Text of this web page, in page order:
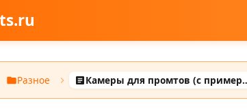
Разное Камеры для